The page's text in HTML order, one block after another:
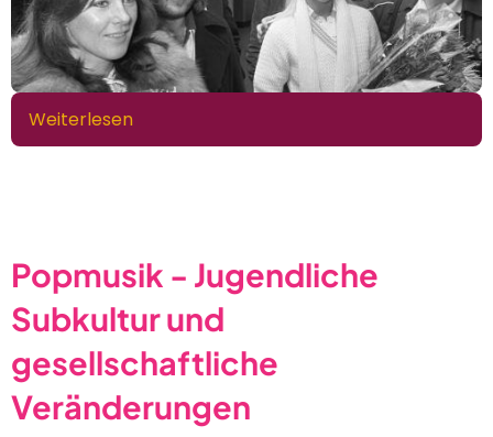
Weiterlesen
ABBA
verbindet
Pop,
Folk,
Rock
und
Popmusik - Jugendliche
Subkultur und
gesellschaftliche
Veränderungen